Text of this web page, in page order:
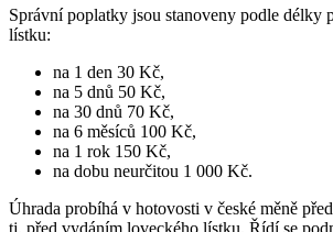
Správní poplatky jsou stanoveny podle délky
lístku:
na 1 den 30 Kč,
na 5 dnů 50 Kč,
na 30 dnů 70 Kč,
na 6 měsíců 100 Kč,
na 1 rok 150 Kč,
na dobu neurčitou 1 000 Kč.
Úhrada probíhá v hotovosti v české měně